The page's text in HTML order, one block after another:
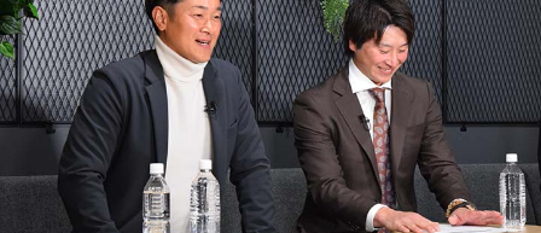
動画
日程・結果
順位表･成績
1軍公式戦
選手名鑑